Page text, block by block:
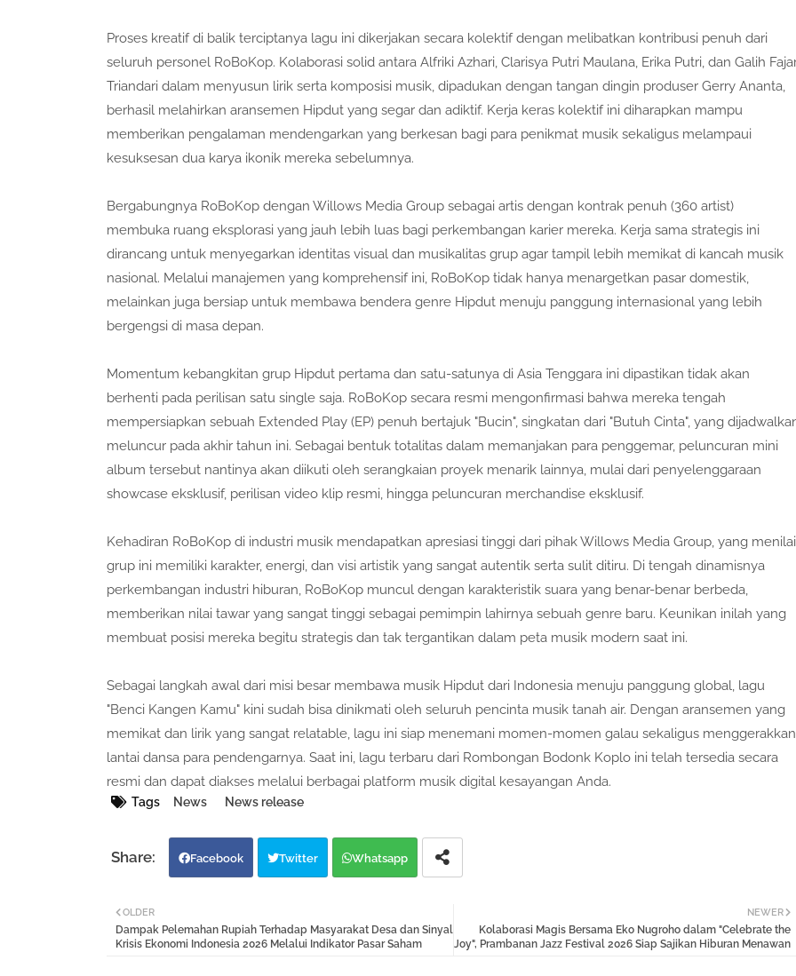
Proses kreatif di balik terciptanya lagu ini dikerjakan secara kolektif dengan melibatkan kontribusi penuh dari
seluruh personel RoBoKop. Kolaborasi solid antara Alfriki Azhari, Clarisya Putri Maulana, Erika Putri, dan Galih
Triandari dalam menyusun lirik serta komposisi musik, dipadukan dengan tangan dingin produser Gerry Ananta,
berhasil melahirkan aransemen Hipdut yang segar dan adiktif. Kerja keras kolektif ini diharapkan mampu
memberikan pengalaman mendengarkan yang berkesan bagi para penikmat musik sekaligus melampaui
kesuksesan dua karya ikonik mereka sebelumnya.
Bergabungnya RoBoKop dengan Willows Media Group sebagai artis dengan kontrak penuh (360 artist)
membuka ruang eksplorasi yang jauh lebih luas bagi perkembangan karier mereka. Kerja sama strategis ini
dirancang untuk menyegarkan identitas visual dan musikalitas grup agar tampil lebih memikat di kancah musik
nasional. Melalui manajemen yang komprehensif ini, RoBoKop tidak hanya menargetkan pasar domestik,
melainkan juga bersiap untuk membawa bendera genre Hipdut menuju panggung internasional yang lebih
bergengsi di masa depan.
Momentum kebangkitan grup Hipdut pertama dan satu-satunya di Asia Tenggara ini dipastikan tidak akan
berhenti pada perilisan satu single saja. RoBoKop secara resmi mengonfirmasi bahwa mereka tengah
mempersiapkan sebuah Extended Play (EP) penuh bertajuk "Bucin", singkatan dari "Butuh Cinta", yang
meluncur pada akhir tahun ini. Sebagai bentuk totalitas dalam memanjakan para penggemar, peluncuran mini
album tersebut nantinya akan diikuti oleh serangkaian proyek menarik lainnya, mulai dari penyelenggaraan
showcase eksklusif, perilisan video klip resmi, hingga peluncuran merchandise eksklusif.
Kehadiran RoBoKop di industri musik mendapatkan apresiasi tinggi dari pihak Willows Media Group, yang menilai
grup ini memiliki karakter, energi, dan visi artistik yang sangat autentik serta sulit ditiru. Di tengah dinamisnya
perkembangan industri hiburan, RoBoKop muncul dengan karakteristik suara yang benar-benar berbeda,
memberikan nilai tawar yang sangat tinggi sebagai pemimpin lahirnya sebuah genre baru. Keunikan inilah yang
membuat posisi mereka begitu strategis dan tak tergantikan dalam peta musik modern saat ini.
Sebagai langkah awal dari misi besar membawa musik Hipdut dari Indonesia menuju panggung global, lagu
"Benci Kangen Kamu" kini sudah bisa dinikmati oleh seluruh pencinta musik tanah air. Dengan aransemen yang
memikat dan lirik yang sangat relatable, lagu ini siap menemani momen-momen galau sekaligus menggerakkan
lantai dansa para pendengarnya. Saat ini, lagu terbaru dari Rombongan Bodonk Koplo ini telah tersedia secara
resmi dan dapat diakses melalui berbagai platform musik digital kesayangan Anda.
Tags News News release
Facebook Twitter Whatsapp
NEWER
Kolaborasi Magis Bersama Eko Nugroho dalam "Celebrate the
Joy", Prambanan Jazz Festival 2026 Siap Sajikan Hiburan Menawan
OLDER
Dampak Pelemahan Rupiah Terhadap Masyarakat Desa dan Sinyal
Krisis Ekonomi Indonesia 2026 Melalui Indikator Pasar Saham